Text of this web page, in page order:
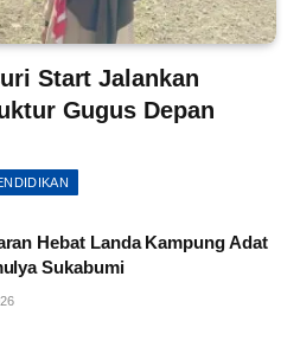
Start Jalankan
Gugus Depan
Hebat Landa Kampung Adat
Sukabumi